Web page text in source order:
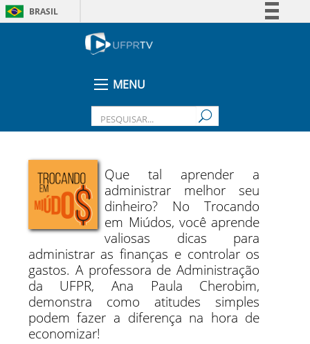
BRASIL
Legislação
MENU
Que tal aprender a
administrar melhor seu
dinheiro? No Trocando
em Miúdos, você aprende
valiosas dicas para
administrar as finanças e controlar os
gastos. A professora de Administração
da UFPR, Ana Paula Cherobim,
demonstra como atitudes simples
podem fazer a diferença na hora de
economizar!